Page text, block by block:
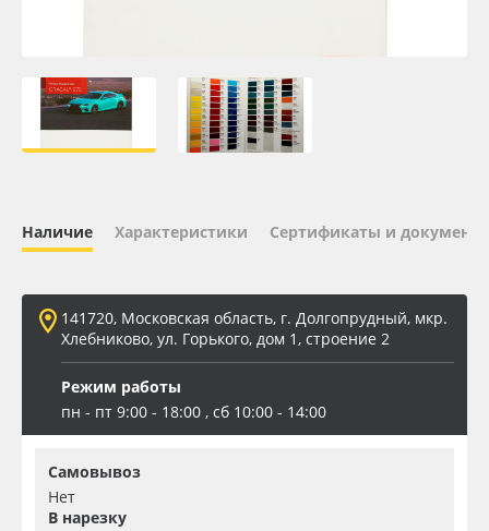
Orajet 3640
Плёнка монтажная Oratape
Вспененный ПВХ
Заготовки для сувениров
Наличие Характеристики Сертификаты и
141720, Московская область, г. Долгопрудный, мкр.
Хлебниково, ул. Горького, дом 1, строение 2
Режим работы
пн - пт 9:00 - 18:00 , сб 10:00 - 14:00
Самовывоз
Нет
В нарезку